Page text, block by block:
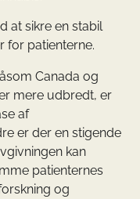
at sikre en stabil
for patienterne.
Canada og
mere udbredt, er
af
er der en stigende
kan
patienternes
og